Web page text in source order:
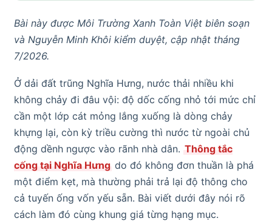
Bài này được Môi Trường Xanh Toàn Việt biên soạn
và Nguyễn Minh Khôi kiểm duyệt, cập nhật tháng
7/2026.
Ở dải đất trũng Nghĩa Hưng, nước thải nhiều khi
không chảy đi đâu vội: độ dốc cống nhỏ tới mức chỉ
cần một lớp cát mỏng lắng xuống là dòng chảy
khựng lại, còn kỳ triều cường thì nước từ ngoài chủ
động dềnh ngược vào rãnh nhà dân. Thông tắc
cống tại Nghĩa Hưng do đó không đơn thuần là phá
một điểm kẹt, mà thường phải trả lại độ thông cho
cả tuyến ống vốn yếu sẵn. Bài viết dưới đây nói rõ
cách làm đó cùng khung giá từng hạng mục.